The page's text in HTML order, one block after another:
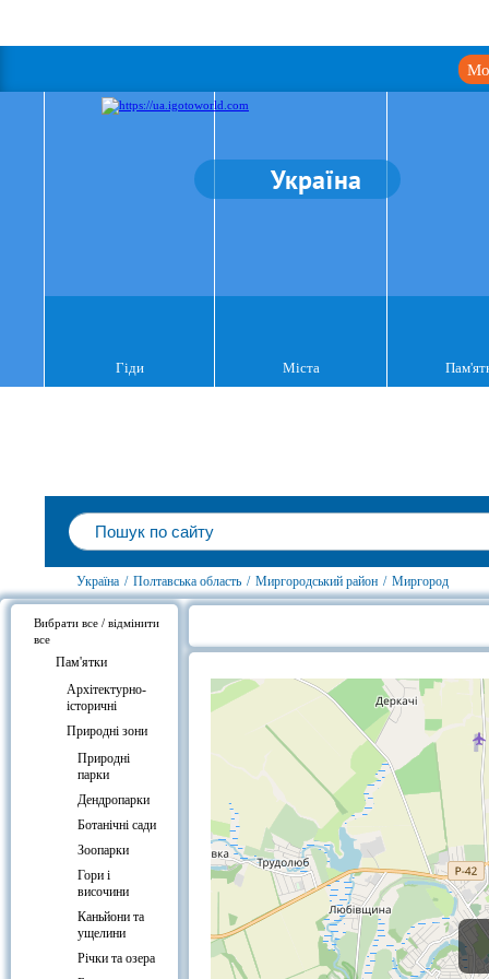
Україна
Гіди Міста
Україна / Полтавська область / Миргородський район / Миргород
Вибрати все / відмінити
все
Пам'ятки
Архітектурно-
історичні
Природні зони
Природні
парки
Дендропарки
Ботанічні сади
Зоопарки
Гори і
височини
Каньйони та
ущелини
Річки та озера